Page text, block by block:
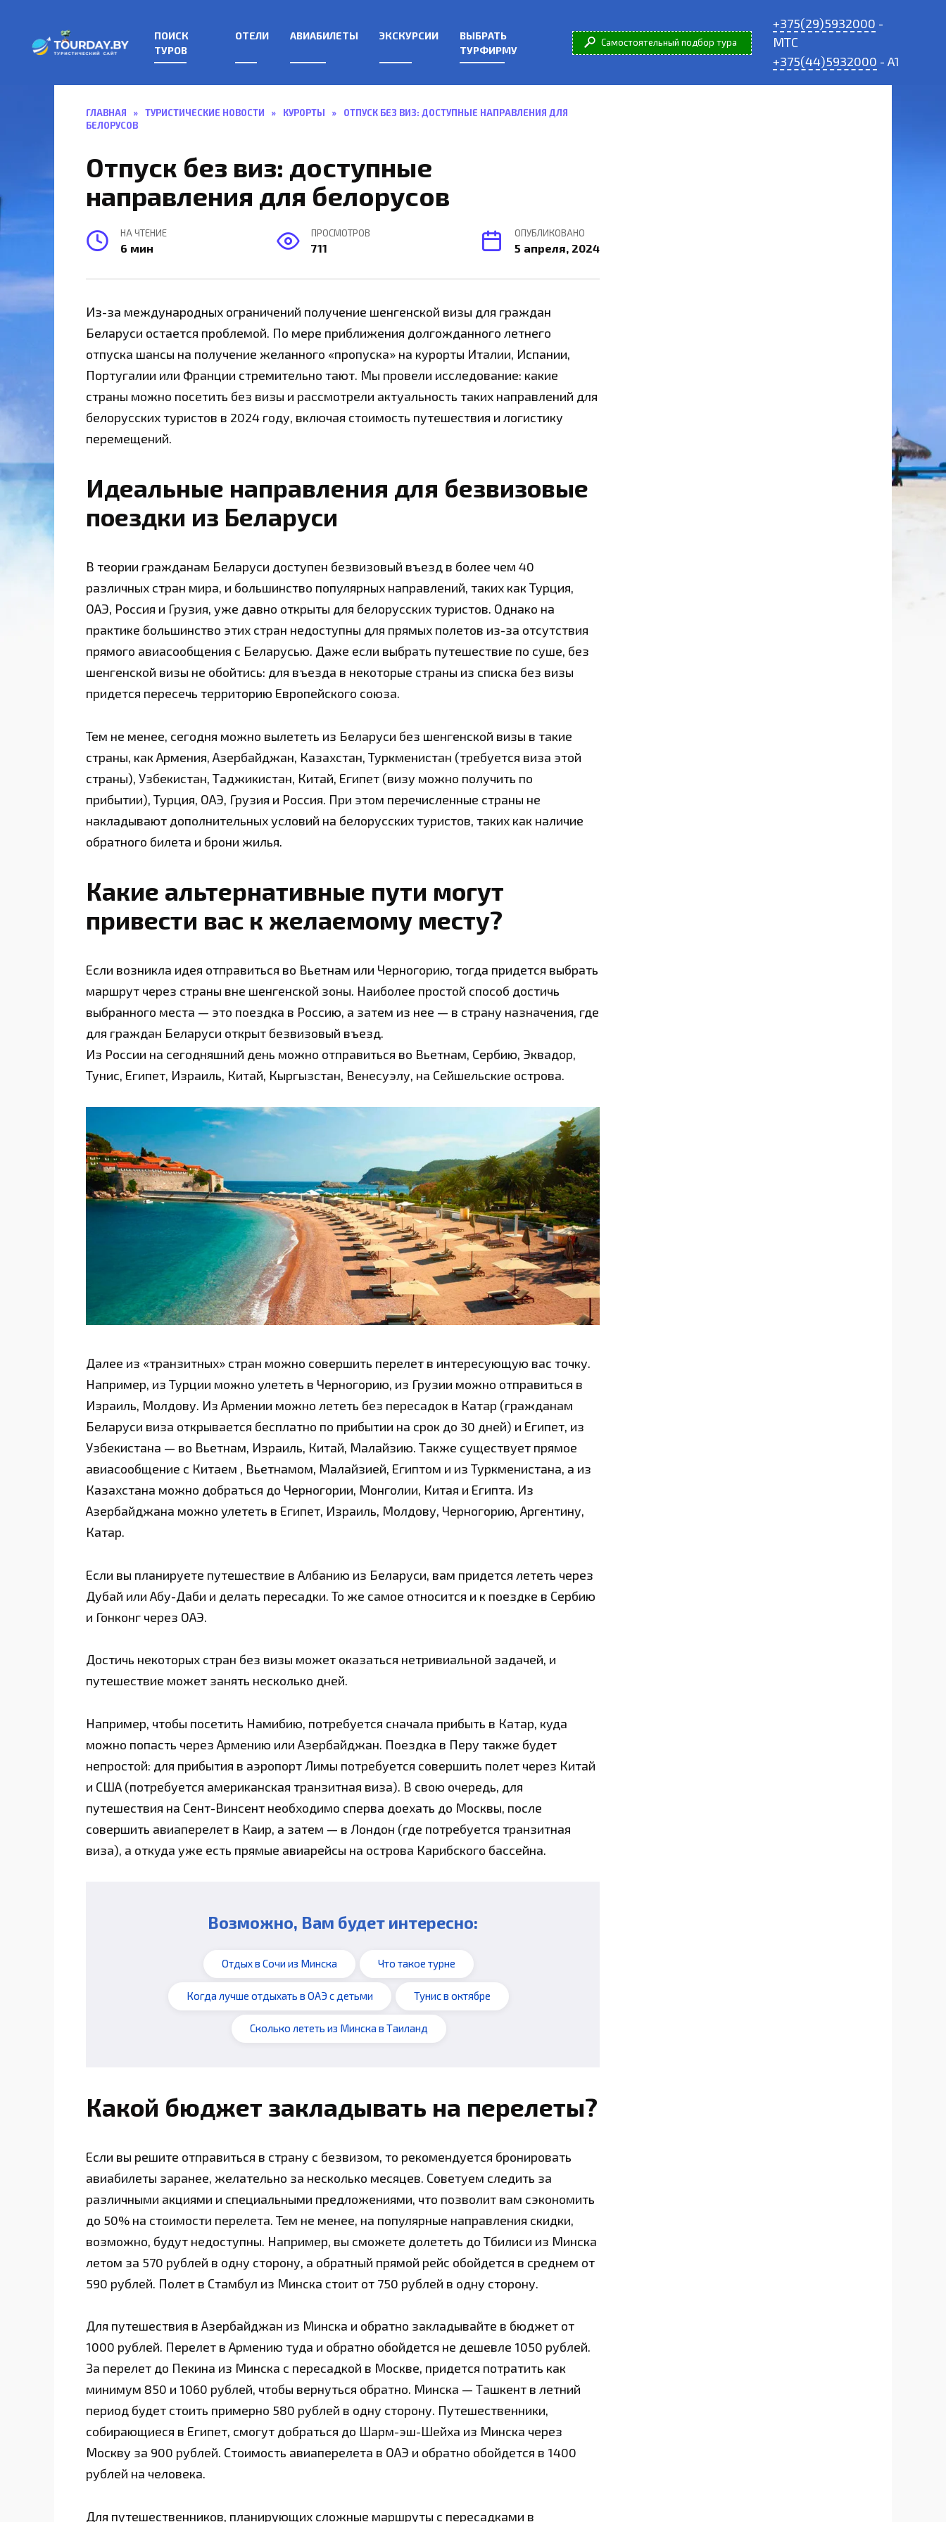
содержанию
ПОИСК
ТУРОВ
ОТЕЛИ АВИАБИЛЕТЫ ЭКСКУРСИИ
ВЫБРАТЬ
ТУРФИРМУ
Самостоятельный подбор тура
+375(29)5932000 -
МТС
+375(44)5932000 - A1
ГЛАВНАЯ » ТУРИСТИЧЕСКИЕ НОВОСТИ » КУРОРТЫ »
ОТПУСК БЕЗ ВИЗ: ДОСТУПНЫЕ НАПРАВЛЕНИЯ ДЛЯ
БЕЛОРУСОВ
Отпуск без виз: доступные
направления для белорусов
НА ЧТЕНИЕ
6 мин
ПРОСМОТРОВ
711
ОПУБЛИКОВАНО
5 апреля, 2024
Из-за международных ограничений получение шенгенской визы для граждан
Беларуси остается проблемой. По мере приближения долгожданного летнего
отпуска шансы на получение желанного «пропуска» на курорты Италии, Испании,
Португалии или Франции стремительно тают. Мы провели исследование: какие
страны можно посетить без визы и рассмотрели актуальность таких направлений для
белорусских туристов в 2024 году, включая стоимость путешествия и логистику
перемещений.
Идеальные направления для безвизовые
поездки из Беларуси
В теории гражданам Беларуси доступен безвизовый въезд в более чем 40
различных стран мира, и большинство популярных направлений, таких как Турция,
ОАЭ, Россия и Грузия, уже давно открыты для белорусских туристов. Однако на
практике большинство этих стран недоступны для прямых полетов из-за отсутствия
прямого авиасообщения с Беларусью. Даже если выбрать путешествие по суше, без
шенгенской визы не обойтись: для въезда в некоторые страны из списка без визы
придется пересечь территорию Европейского союза.
Тем не менее, сегодня можно вылететь из Беларуси без шенгенской визы в такие
страны, как Армения, Азербайджан, Казахстан, Туркменистан (требуется виза этой
страны), Узбекистан, Таджикистан, Китай, Египет (визу можно получить по
прибытии), Турция, ОАЭ, Грузия и Россия. При этом перечисленные страны не
накладывают дополнительных условий на белорусских туристов, таких как наличие
обратного билета и брони жилья.
Какие альтернативные пути могут
привести вас к желаемому месту?
Если возникла идея отправиться во Вьетнам или Черногорию, тогда придется выбрать
маршрут через страны вне шенгенской зоны. Наиболее простой способ достичь
выбранного места — это поездка в Россию, а затем из нее — в страну назначения, где
для граждан Беларуси открыт безвизовый въезд.
Из России на сегодняшний день можно отправиться во Вьетнам, Сербию, Эквадор,
Тунис, Египет, Израиль, Китай, Кыргызстан, Венесуэлу, на Сейшельские острова.
Далее из «транзитных» стран можно совершить перелет в интересующую вас точку.
Например, из Турции можно улететь в Черногорию, из Грузии можно отправиться в
Израиль, Молдову. Из Армении можно лететь без пересадок в Катар (гражданам
Беларуси виза открывается бесплатно по прибытии на срок до 30 дней) и Египет, из
Узбекистана — во Вьетнам, Израиль, Китай, Малайзию. Также существует прямое
авиасообщение с Китаем , Вьетнамом, Малайзией, Египтом и из Туркменистана, а из
Казахстана можно добраться до Черногории, Монголии, Китая и Египта. Из
Азербайджана можно улететь в Египет, Израиль, Молдову, Черногорию, Аргентину,
Катар.
Если вы планируете путешествие в Албанию из Беларуси, вам придется лететь через
Дубай или Абу-Даби и делать пересадки. То же самое относится и к поездке в Сербию
и Гонконг через ОАЭ.
Достичь некоторых стран без визы может оказаться нетривиальной задачей, и
путешествие может занять несколько дней.
Например, чтобы посетить Намибию, потребуется сначала прибыть в Катар, куда
можно попасть через Армению или Азербайджан. Поездка в Перу также будет
непростой: для прибытия в аэропорт Лимы потребуется совершить полет через Китай
и США (потребуется американская транзитная виза). В свою очередь, для
путешествия на Сент-Винсент необходимо сперва доехать до Москвы, после
совершить авиаперелет в Каир, а затем — в Лондон (где потребуется транзитная
виза), а откуда уже есть прямые авиарейсы на острова Карибского бассейна.
Возможно, Вам будет интересно:
Отдых в Сочи из Минска Что такое турне
Когда лучше отдыхать в ОАЭ с детьми Тунис в октябре
Сколько лететь из Минска в Таиланд
Какой бюджет закладывать на перелеты?
Если вы решите отправиться в страну с безвизом, то рекомендуется бронировать
авиабилеты заранее, желательно за несколько месяцев. Советуем следить за
различными акциями и специальными предложениями, что позволит вам сэкономить
до 50% на стоимости перелета. Тем не менее, на популярные направления скидки,
возможно, будут недоступны. Например, вы сможете долететь до Тбилиси из Минска
летом за 570 рублей в одну сторону, а обратный прямой рейс обойдется в среднем от
590 рублей. Полет в Стамбул из Минска стоит от 750 рублей в одну сторону.
Для путешествия в Азербайджан из Минска и обратно закладывайте в бюджет от
1000 рублей. Перелет в Армению туда и обратно обойдется не дешевле 1050 рублей.
За перелет до Пекина из Минска с пересадкой в Москве, придется потратить как
минимум 850 и 1060 рублей, чтобы вернуться обратно. Минска — Ташкент в летний
период будет стоить примерно 580 рублей в одну сторону. Путешественники,
собирающиеся в Египет, смогут добраться до Шарм-эш-Шейха из Минска через
Москву за 900 рублей. Стоимость авиаперелета в ОАЭ и обратно обойдется в 1400
рублей на человека.
Для путешественников, планирующих сложные маршруты с пересадками в